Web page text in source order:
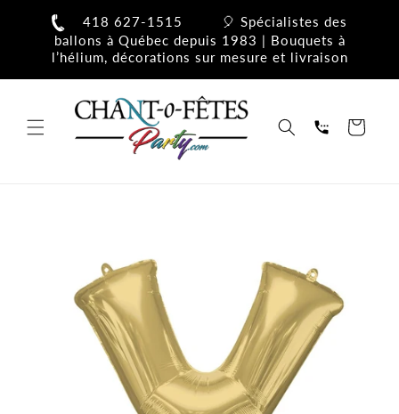
passer
contenu
418 627-1515
🎈 Spécialistes des
ballons à Québec depuis 1983 | Bouquets à
l’hélium, décorations sur mesure et livraison
Panier